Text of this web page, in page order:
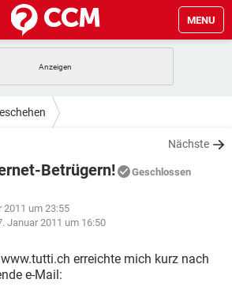
MENU
TIKTOK
TIKTOK
STREAMING
INSTAGRAM
TIKTOK
STREAMING
INSTAGRAM
STREAMING
Nächste
Betrügern! Geschlossen
2011 um 23:55
Januar 2011 um 16:50
erreichte mich kurz nach
e-Mail: